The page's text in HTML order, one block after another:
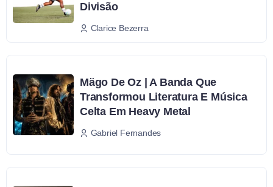
Divisão
Clarice Bezerra
Mägo De Oz | A Banda Que
Transformou Literatura E Música
Celta Em Heavy Metal
Gabriel Fernandes